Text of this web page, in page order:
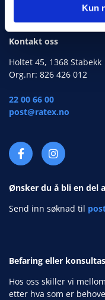
Kun
Kontakt oss
Holtet 45, 1368 Stabekk
Org.nr: 826 426 012
22 00 66 00
post@ratex.no
Ønsker du å bli en del
Send inn søknad til
Befaring eller
Hos oss skiller vi
etter hva som er